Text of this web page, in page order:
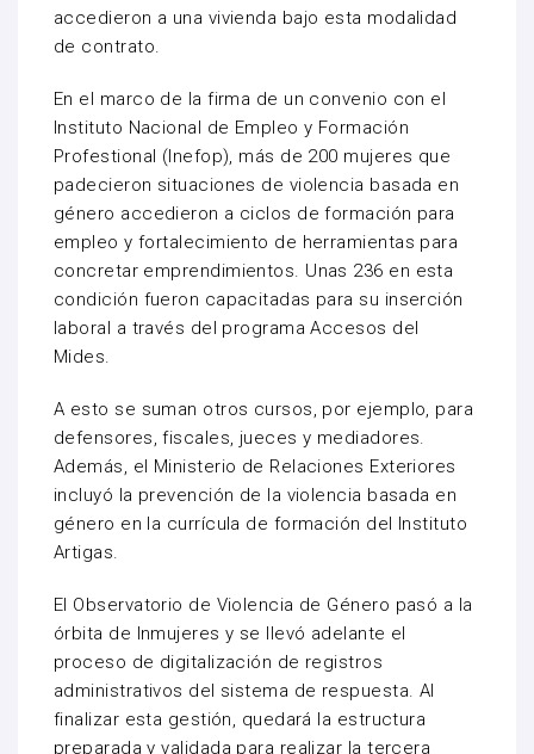
accedieron a una vivienda bajo esta modalidad
de contrato.
En el marco de la firma de un convenio con el
Instituto Nacional de Empleo y Formación
Profestional (Inefop), más de 200 mujeres que
padecieron situaciones de violencia basada en
género accedieron a ciclos de formación para
empleo y fortalecimiento de herramientas para
concretar emprendimientos. Unas 236 en esta
condición fueron capacitadas para su inserción
laboral a través del programa Accesos del
Mides.
A esto se suman otros cursos, por ejemplo, para
defensores, fiscales, jueces y mediadores.
Además, el Ministerio de Relaciones Exteriores
incluyó la prevención de la violencia basada en
género en la currícula de formación del Instituto
Artigas.
El Observatorio de Violencia de Género pasó a la
órbita de Inmujeres y se llevó adelante el
proceso de digitalización de registros
administrativos del sistema de respuesta. Al
finalizar esta gestión, quedará la estructura
preparada y validada para realizar la tercera